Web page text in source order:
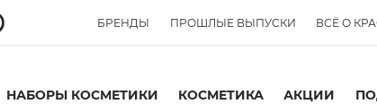
БРЕНДЫ ПРОШЛЫЕ ВЫПУСКИ ВСЁ О
НАБОРЫ КОСМЕТИКИ КОСМЕТИКА АКЦИИ